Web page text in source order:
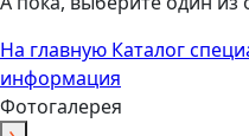
На главную Каталог
информация
Фотогалерея